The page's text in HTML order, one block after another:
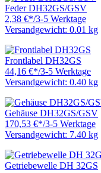
Feder DH32GS/GSV
2,38 €*/3-5 Werktage
Versandgewicht: 0.01 kg
Frontlabel DH32GS
44,16 €*/3-5 Werktage
Versandgewicht: 0.40 kg
Gehäuse DH32GS/GSV
170,53 €*/3-5 Werktage
Versandgewicht: 7.40 kg
Getriebewelle DH 32GS